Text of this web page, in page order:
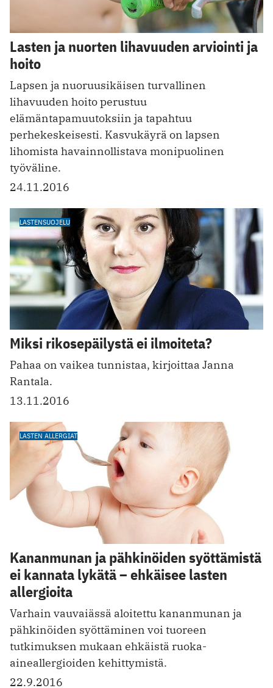
Lasten ja nuorten lihavuuden arviointi ja
hoito
Lapsen ja nuoruusikäisen turvallinen
lihavuuden hoito perustuu
elämäntapamuutoksiin ja tapahtuu
perhekeskeisesti. Kasvukäyrä on lapsen
lihomista havainnollistava monipuolinen
työväline.
24.11.2016
LASTENSUOJELU
Miksi rikosepäilystä ei ilmoiteta?
Pahaa on vaikea tunnistaa, kirjoittaa Janna
Rantala.
13.11.2016
LASTEN ALLERGIAT
Kananmunan ja pähkinöiden syöttämistä
ei kannata lykätä – ehkäisee lasten
allergioita
Varhain vauvaiässä aloitettu kananmunan ja
pähkinöiden syöttäminen voi tuoreen
tutkimuksen mukaan ehkäistä ruoka-
aineallergioiden kehittymistä.
22.9.2016